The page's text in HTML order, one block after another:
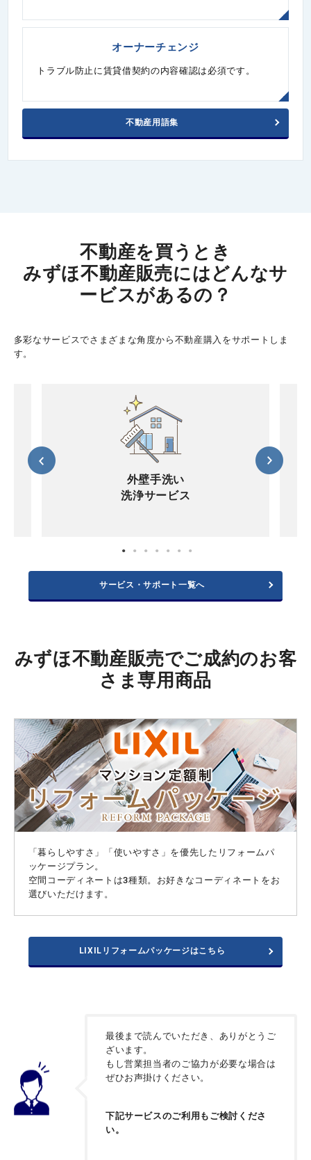
オーナーチェンジ
トラブル防止に賃貸借契約の内容確認は必須です。
不動産用語集
不動産を買うとき
みずほ不動産販売にはどんなサ
ービスがあるの？
多彩なサービスでさまざまな角度から不動産購入をサポートしま
す。
外壁手洗い
洗浄サービス
サービス・サポート一覧へ
みずほ不動産販売でご成約のお客
さま専用商品
「暮らしやすさ」「使いやすさ」を優先したリフォームパ
ッケージプラン。
空間コーディネートは3種類。お好きなコーディネートをお
選びいただけます。
LIXILリフォームパッケージはこちら
最後まで読んでいただき、ありがとうご
ざいます。
もし営業担当者のご協力が必要な場合は
ぜひお声掛けください。
下記サービスのご利用もご検討くださ
い。